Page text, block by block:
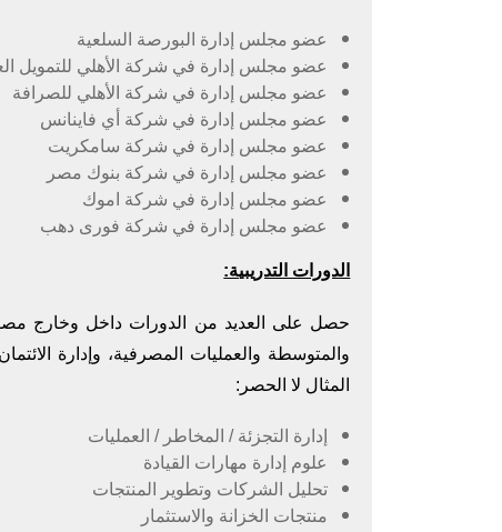
عضو مجلس إدارة البورصة السلعية
عضو مجلس إدارة في شركة الأهلي للتمويل
عضو مجلس إدارة في شركة الأهلي للصرافة
عضو مجلس إدارة في شركة أي فاينانس
عضو مجلس إدارة في شركة سامكريت
عضو مجلس إدارة في شركة بنوك مصر
عضو مجلس إدارة في شركة اموك
عضو مجلس إدارة في شركة فورى دهب
الدورات التدريبية:
حصل على العديد من الدورات داخل وخارج
والمتوسطة والعمليات المصرفية، وإدارة
المثال لا الحصر:
إدارة التجزئة / المخاطر / العمليات
علوم إدارة مهارات القيادة
تحليل الشركات وتطوير المنتجات
منتجات الخزانة والاستثمار